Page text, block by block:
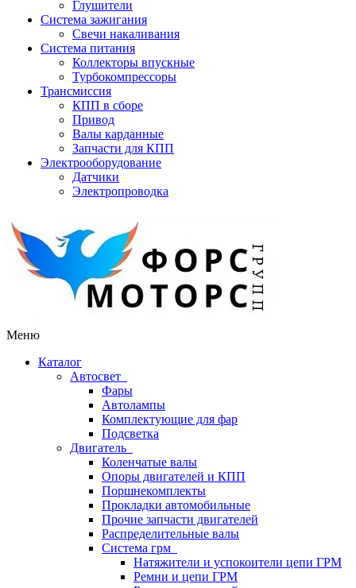
Глушители
Система зажигания
Свечи накаливания
Система питания
Коллекторы впускные
Турбокомпрессоры
Трансмиссия
КПП в сборе
Привод
Валы карданные
Запчасти для КПП
Электрооборудование
Датчики
Электропроводка
Меню
Каталог
Автосвет
Фары
Автолампы
Комплектующие для фар
Подсветка
Двигатель
Коленчатые валы
Опоры двигателей и КПП
Поршнекомплекты
Прокладки автомобильные
Прочие запчасти двигателей
Распределительные валы
Система грм
Натяжители и успокоители цепи ГРМ
Ремни и цепи ГРМ